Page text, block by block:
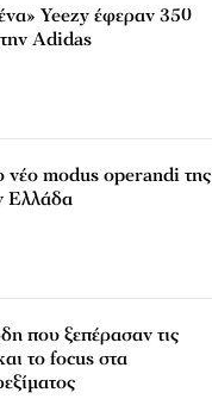
Yeezy έφεραν 350
Adidas
νέο modus operandi της
Ελλάδα
που ξεπέρασαν τις
το focus στα